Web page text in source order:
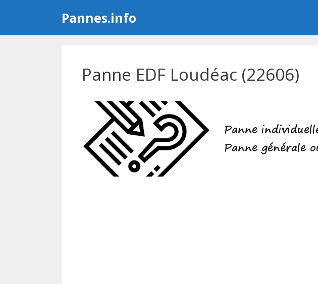
Pannes.info
Panne EDF Loudéac (22606)